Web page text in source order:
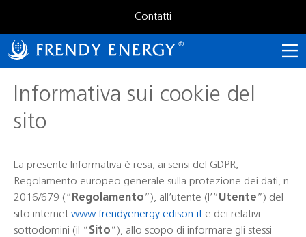
principale
Contatti
Chi siamo
CHI SIAMO
Corporate Governance
Assemblea Ordinaria 2026
Consiglio di Amministrazione
Collegio Sindacale
Calendario finanziario
OPA
Fusione per incorporazione
Informativa sui cookie del
sito
La presente Informativa è resa, ai sensi del GDPR,
Regolamento europeo generale sulla protezione dei dati, n.
2016/679 (“ Regolamento”), all’utente (l’“Utente”) del
sito internet www.frendyenergy.edison.it e dei relativi
sottodomini (il “Sito”), allo scopo di informare gli stessi